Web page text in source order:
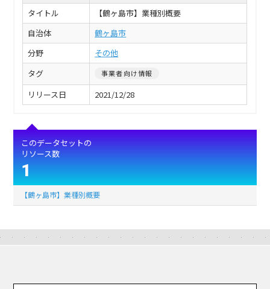
タイトル
【鶴ヶ島市】業種別概要
自治体
鶴ヶ島市
分野
その他
タグ
事業者向け情報
リリース日 2021/12/28
このデータセットの
リソース数
1
【鶴ヶ島市】業種別概要